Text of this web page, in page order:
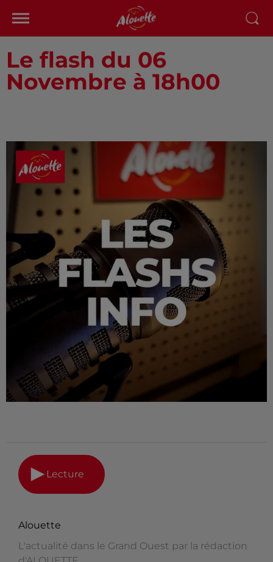
Le flash du 06
Novembre à 18h00
Lecture
Alouette
L'actualité dans le Grand Ouest par la rédaction